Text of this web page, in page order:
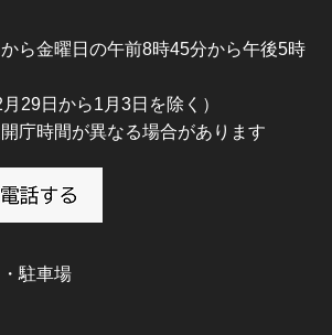
ら金曜日の午前8時45分から午後5時
29日から1月3日を除く）
庁時間が異なる場合があります
駐車場